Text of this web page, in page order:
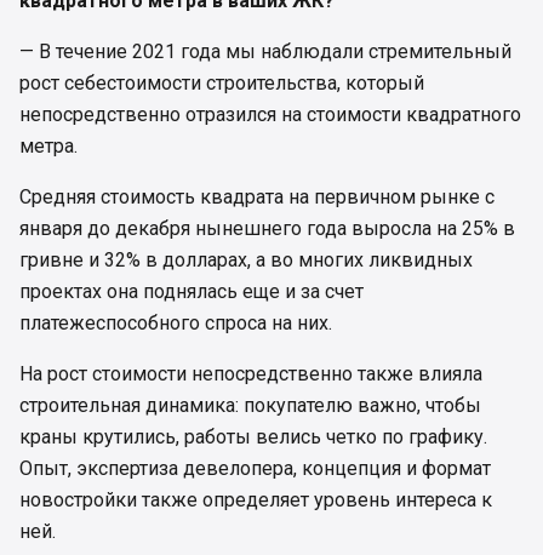
— В течение 2021 года мы наблюдали стремительный
рост себестоимости строительства, который
непосредственно отразился на стоимости квадратного
метра.
Средняя стоимость квадрата на первичном рынке с
января до декабря нынешнего года выросла на 25% в
гривне и 32% в долларах, а во многих ликвидных
проектах она поднялась еще и за счет
платежеспособного спроса на них.
На рост стоимости непосредственно также влияла
строительная динамика: покупателю важно, чтобы
краны крутились, работы велись четко по графику.
Опыт, экспертиза девелопера, концепция и формат
новостройки также определяет уровень интереса к
ней.